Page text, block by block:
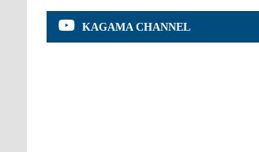
KAGAMA CHANNEL